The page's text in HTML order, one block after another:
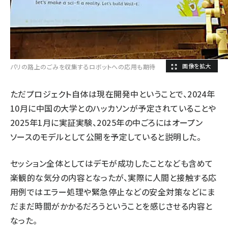
パリの路上のごみを収集するロボットへの応用も期待
ただプロジェクト自体は現在開発中ということで、2024年
10月に中国の大学とのハッカソンが予定されていることや
2025年1月に実証実験、2025年の中ごろにはオープン
ソースのモデルとして公開を予定していると説明した。
セッション全体としてはデモが成功したことなども含めて
楽観的な気分の内容となったが、実際に人間と接触する応
用例ではエラー処理や緊急停止などの安全対策などにま
だまだ時間がかかるだろうということを感じさせる内容と
なった。